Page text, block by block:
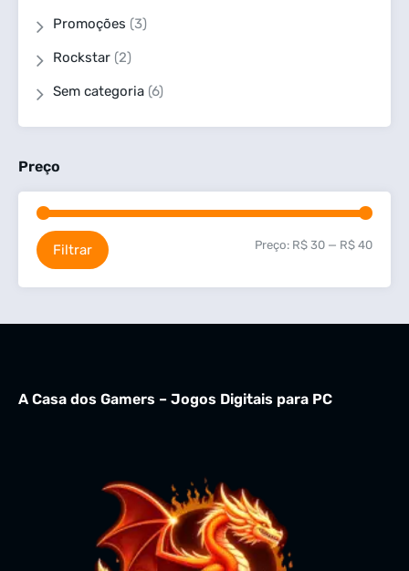
Promoções (3)
Rockstar (2)
Sem categoria (6)
Preço
Filtrar Preço: R$ 30 — R$ 40
A Casa dos Gamers – Jogos Digitais para PC